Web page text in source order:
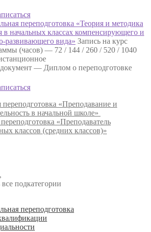
переподготовка «Теория и методика
в начальных классах компенсирующего и
развивающего вида» Запись на курс
(часов) — 72 / 144 / 260 / 520 / 1040
— Диплом о переподготовке
«Преподавание и
в начальной школе»
«Преподаватель
классов (средних классов)»
подкатегории
переподготовка